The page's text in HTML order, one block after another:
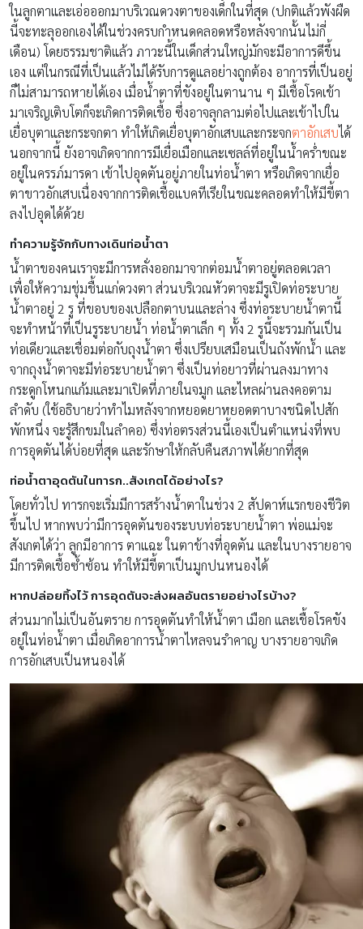
ในลูกตาและเอ่อออกมาบริเวณดวงตาของเด็กในที่สุด (ปกติแล้วพังผืด
นี้จะทะลุออกเองได้ในช่วงครบกำหนดคลอดหรือหลังจากนั้นไม่กี่
เดือน) โดยธรรมชาติแล้ว ภาวะนี้ในเด็กส่วนใหญ่มักจะมีอาการดีขึ้น
เอง แต่ในกรณีที่เป็นแล้วไม่ได้รับการดูแลอย่างถูกต้อง อาการที่เป็นอยู่
ก็ไม่สามารถหายได้เอง เมื่อน้ำตาที่ขังอยู่ในตานาน ๆ มีเชื้อโรคเข้า
มาเจริญเติบโตก็จะเกิดการติดเชื้อ ซึ่งอาจลุกลามต่อไปและเข้าไปใน
เยื่อบุตาและกระจกตา ทำให้เกิดเยื่อบุตาอักเสบและกระจกตาอักเสบได้
นอกจากนี้ ยังอาจเกิดจากการมีเยื่อเมือกและเซลล์ที่อยู่ในน้ำคร่ำขณะ
อยู่ในครรภ์มารดา เข้าไปอุดตันอยู่ภายในท่อน้ำตา หรือเกิดจากเยื่อ
ตาขาวอักเสบเนื่องจากการติดเชื้อแบคทีเรียในขณะคลอดทำให้มีขี้ตา
ลงไปอุดได้ด้วย
ทำความรู้จักกับทางเดินท่อน้ำตา
น้ำตาของคนเราจะมีการหลั่งออกมาจากต่อมน้ำตาอยู่ตลอดเวลา
เพื่อให้ความชุ่มชื้นแก่ดวงตา ส่วนบริเวณหัวตาจะมีรูเปิดท่อระบาย
น้ำตาอยู่ 2 รู ที่ขอบของเปลือกตาบนและล่าง ซึ่งท่อระบายน้ำตานี้
จะทำหน้าที่เป็นรูระบายน้ำ ท่อน้ำตาเล็ก ๆ ทั้ง 2 รูนี้จะรวมกันเป็น
ท่อเดียวและเชื่อมต่อกับถุงน้ำตา ซึ่งเปรียบเสมือนเป็นถังพักน้ำ และ
จากถุงน้ำตาจะมีท่อระบายน้ำตา ซึ่งเป็นท่อยาวที่ผ่านลงมาทาง
กระดูกโหนกแก้มและมาเปิดที่ภายในจมูก และไหลผ่านลงคอตาม
ลำดับ (ใช้อธิบายว่าทำไมหลังจากหยอดยาหยอดตาบางชนิดไปสัก
พักหนึ่ง จะรู้สึกขมในลำคอ) ซึ่งท่อตรงส่วนนี้เองเป็นตำแหน่งที่พบ
การอุดตันได้บ่อยที่สุด และรักษาให้กลับคืนสภาพได้ยากที่สุด
ท่อน้ำตาอุดตันในทารก..สังเกตได้อย่างไร?
โดยทั่วไป ทารกจะเริ่มมีการสร้างน้ำตาในช่วง 2 สัปดาห์แรกของชีวิต
ขึ้นไป หากพบว่ามีการอุดตันของระบบท่อระบายน้ำตา พ่อแม่จะ
สังเกตได้ว่า ลูกมีอาการ ตาแฉะ ในตาข้างที่อุดตัน และในบางรายอาจ
มีการติดเชื้อซ้ำซ้อน ทำให้มีขี้ตาเป็นมูกปนหนองได้
หากปล่อยทิ้งไว้ การอุดตันจะส่งผลอันตรายอย่างไรบ้าง?
ส่วนมากไม่เป็นอันตราย การอุดตันทำให้น้ำตา เมือก และเชื้อโรคขัง
อยู่ในท่อน้ำตา เมื่อเกิดอาการน้ำตาไหลจนรำคาญ บางรายอาจเกิด
การอักเสบเป็นหนองได้